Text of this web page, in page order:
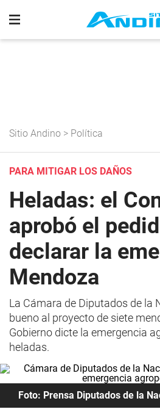
Sitio Andino > Política
PARA MITIGAR LOS DAÑOS
Heladas: el
aprobó el
declarar la
Mendoza
La Cámara de Diputados de la
bueno al proyecto de siete
Gobierno dicte la emergencia
heladas.
Foto: Prensa Diputados de la